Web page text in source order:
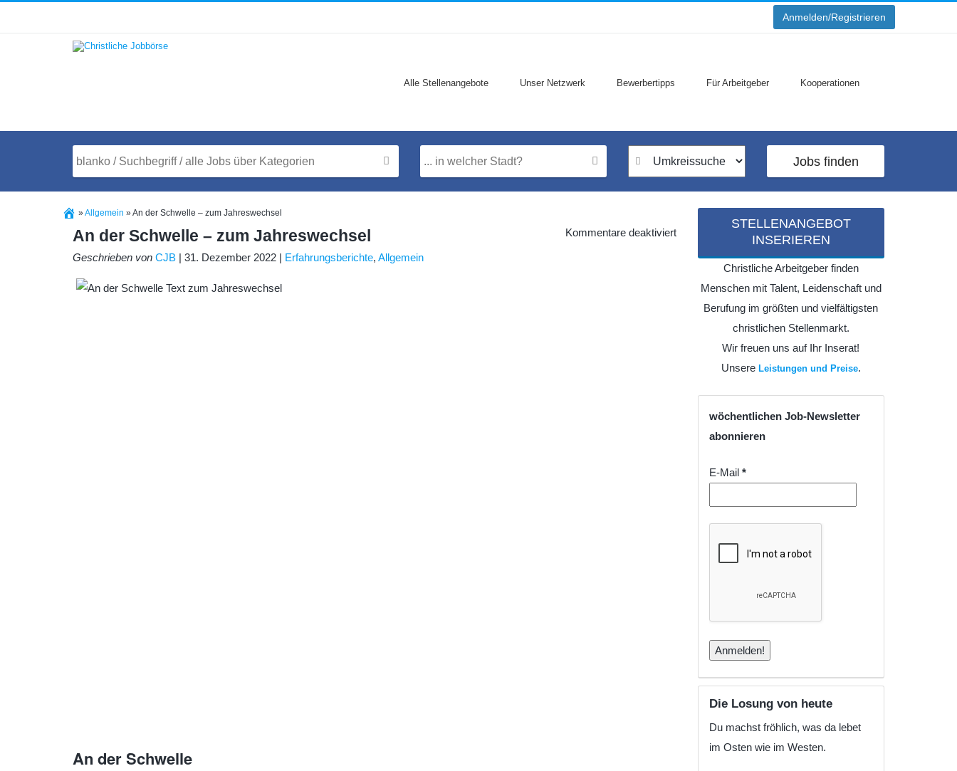
Anmelden/Registrieren
Alle Stellenangebote Unser Netzwerk Bewerbertipps Für Arbeitgeber Kooperationen
Jobs finden
»Allgemein »An der Schwelle – zum Jahreswechsel
Kommentare deaktiviertfür
Schwelle
Jahreswechsel
An der Schwelle – zum Jahreswechsel
Geschrieben von CJB | 31. Dezember 2022 | Erfahrungsberichte, Allgemein
An der Schwelle
STELLENANGEBOT
INSERIEREN
Christliche Arbeitgeber finden
Menschen mit Talent, Leidenschaft und
Berufung im größten und vielfältigsten
christlichen Stellenmarkt.
Wir freuen uns auf Ihr Inserat!
Unsere Leistungen und Preise.
wöchentlichen Job-Newsletter
abonnieren
E-Mail *
Die Losung von heute
Du machst fröhlich, was da lebet
im Osten wie im Westen.